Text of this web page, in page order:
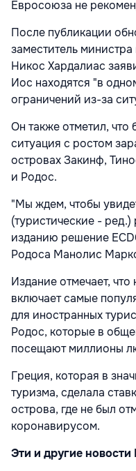
Евросоюза не
После публикации
заместитель
Никос Хардалиас
Иос находятся "в
ограничений из-за
Он также отметил, что
ситуация с ростом
островах Закинф,
и Родос.
"Мы ждем, чтобы
(туристические -
изданию решение
Родоса Манолис
Издание отмечает, что
включает самые
для иностранных
Родос, которые в
посещают миллионы
Греция, которая в
туризма, сделала
острова, где не был
коронавирусом.
Эти и другие новости